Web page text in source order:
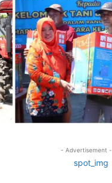
- Advertisement -